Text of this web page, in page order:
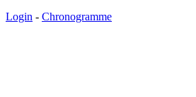
Login - Chronogramme